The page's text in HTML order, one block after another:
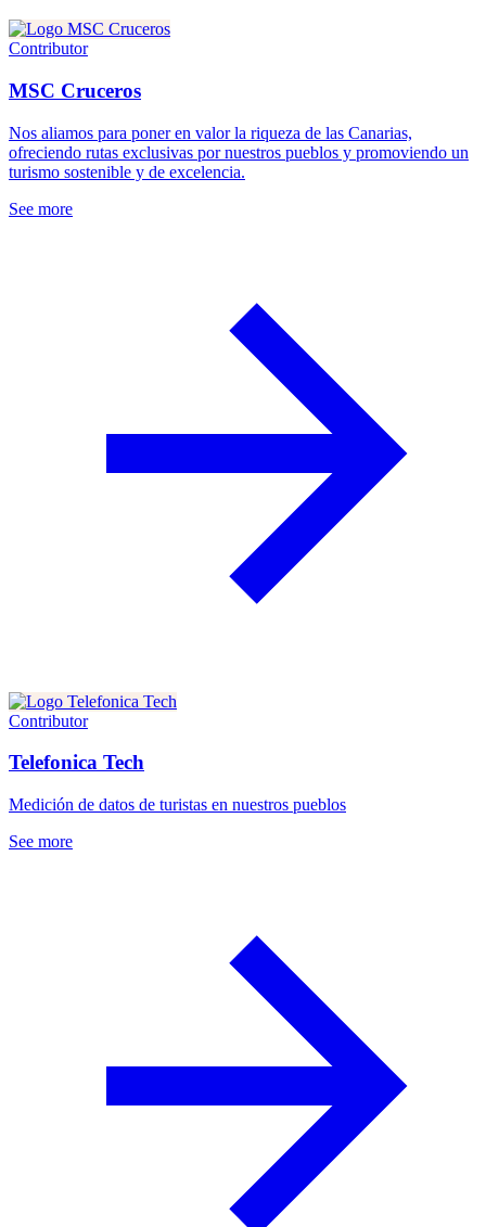
Contributor
MSC Cruceros
Nos aliamos para poner en valor la riqueza de las Canarias,
ofreciendo rutas exclusivas por nuestros pueblos y promoviendo un
turismo sostenible y de excelencia.
See more
Contributor
Telefonica Tech
Medición de datos de turistas en nuestros pueblos
See more